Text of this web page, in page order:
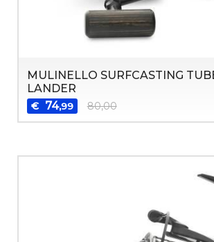
MULINELLO SURFCASTING
LANDER
€ 74,99 80,00